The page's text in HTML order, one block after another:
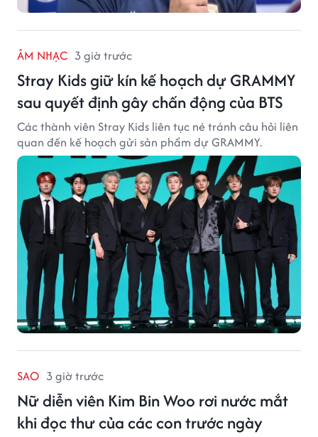
ÂM NHẠC 3 giờ trước
Stray Kids giữ kín kế hoạch dự GRAMMY
sau quyết định gây chấn động của BTS
Các thành viên Stray Kids liên tục né tránh câu hỏi liên
quan đến kế hoạch gửi sản phẩm dự GRAMMY.
SAO 3 giờ trước
Nữ diễn viên Kim Bin Woo rơi nước mắt
khi đọc thư của các con trước ngày